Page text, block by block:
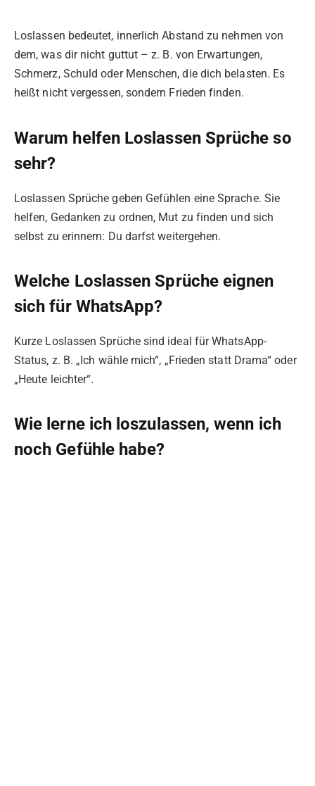
Loslassen bedeutet, innerlich Abstand zu nehmen von
dem, was dir nicht guttut – z. B. von Erwartungen,
Schmerz, Schuld oder Menschen, die dich belasten. Es
heißt nicht vergessen, sondern Frieden finden.
Warum helfen Loslassen Sprüche so
sehr?
Loslassen Sprüche geben Gefühlen eine Sprache. Sie
helfen, Gedanken zu ordnen, Mut zu finden und sich
selbst zu erinnern: Du darfst weitergehen.
Welche Loslassen Sprüche eignen
sich für WhatsApp?
Kurze Loslassen Sprüche sind ideal für WhatsApp-
Status, z. B. „Ich wähle mich“, „Frieden statt Drama“ oder
„Heute leichter“.
Wie lerne ich loszulassen, wenn ich
noch Gefühle habe?